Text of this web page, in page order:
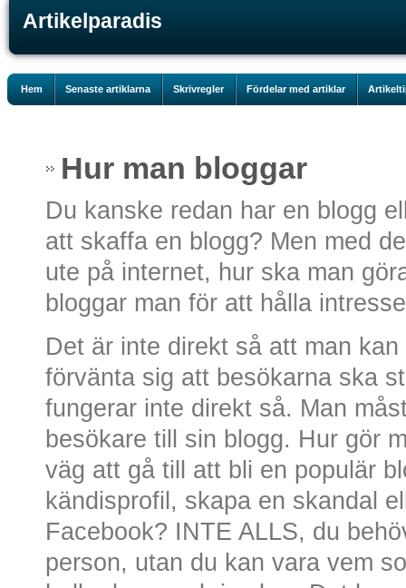
Artikelparadis
Hem Senaste artiklarna Skrivregler Fördelar med artiklar
Hur man bloggar
Du kanske redan har en blogg
att skaffa en blogg? Men med
ute på internet, hur ska man
bloggar man för att hålla
Det är inte direkt så att man
förvänta sig att besökarna ska
fungerar inte direkt så. Man
besökare till sin blogg. Hur gör
väg att gå till att bli en populär
kändisprofil, skapa en skandal
Facebook? INTE ALLS, du
person, utan du kan vara vem